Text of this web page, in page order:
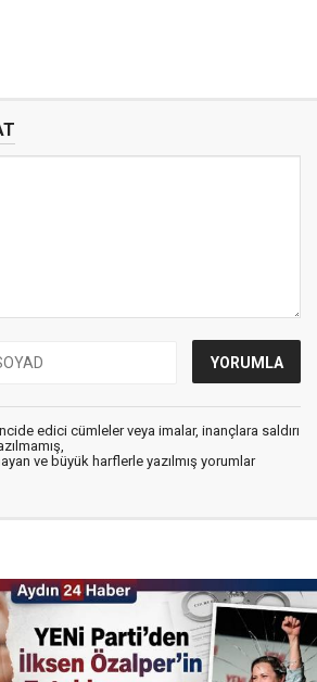
edici cümleler veya imalar, inançlara saldırı
ve büyük harflerle yazılmış yorumlar